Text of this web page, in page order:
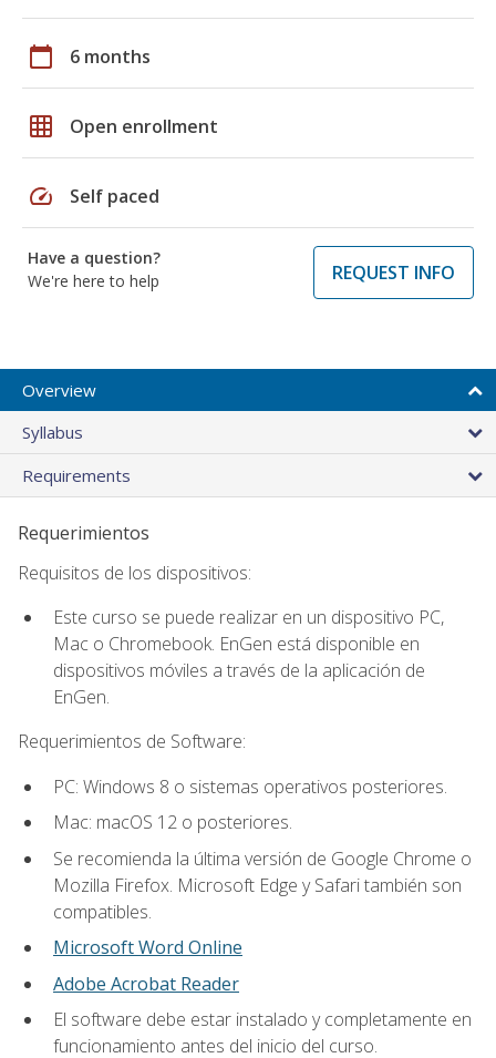
calendar_today 6 months
grid_on Open enrollment
speed Self paced
Have a question?
We're here to help
REQUEST INFO
Overview
Syllabus
Requirements
Requerimientos
Requisitos de los dispositivos:
Este curso se puede realizar en un dispositivo PC,
Mac o Chromebook. EnGen está disponible en
dispositivos móviles a través de la aplicación de
EnGen.
Requerimientos de Software:
PC: Windows 8 o sistemas operativos posteriores.
Mac: macOS 12 o posteriores.
Se recomienda la última versión de Google Chrome o
Mozilla Firefox. Microsoft Edge y Safari también son
compatibles.
Microsoft Word Online
Adobe Acrobat Reader
El software debe estar instalado y completamente en
funcionamiento antes del inicio del curso.